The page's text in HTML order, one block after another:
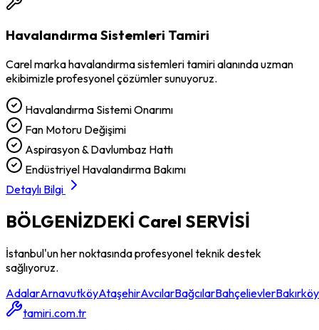
Havalandırma Sistemleri Tamiri
Carelmarkahavalandırma sistemleri tamirialanında uzman
ekibimizle profesyonel çözümler sunuyoruz.
Havalandırma Sistemi Onarımı
Fan Motoru Değişimi
Aspirasyon & Davlumbaz Hattı
Endüstriyel Havalandırma Bakımı
Detaylı Bilgi
BÖLGENİZDEKİ Carel SERVİSİ
İstanbul'un her noktasında profesyonel teknik destek
sağlıyoruz.
AdalarArnavutköyAtaşehirAvcılarBağcılarBahçelievlerBakırköy
tamiri.com.tr